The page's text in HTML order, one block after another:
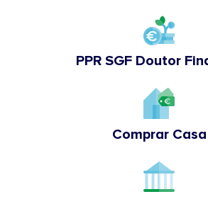
PPR SGF Doutor
Comprar Casa